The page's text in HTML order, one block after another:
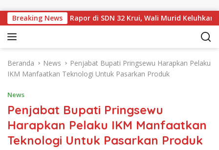
Breaking News
dan Sampul Rapor di SDN 32 Krui, Wali Murid Keluhkan Biaya
Beranda News
Penjabat Bupati Pringsewu Harapkan Pelaku
IKM Manfaatkan Teknologi Untuk Pasarkan Produk
News
Penjabat Bupati Pringsewu
Harapkan Pelaku IKM Manfaatkan
Teknologi Untuk Pasarkan Produk